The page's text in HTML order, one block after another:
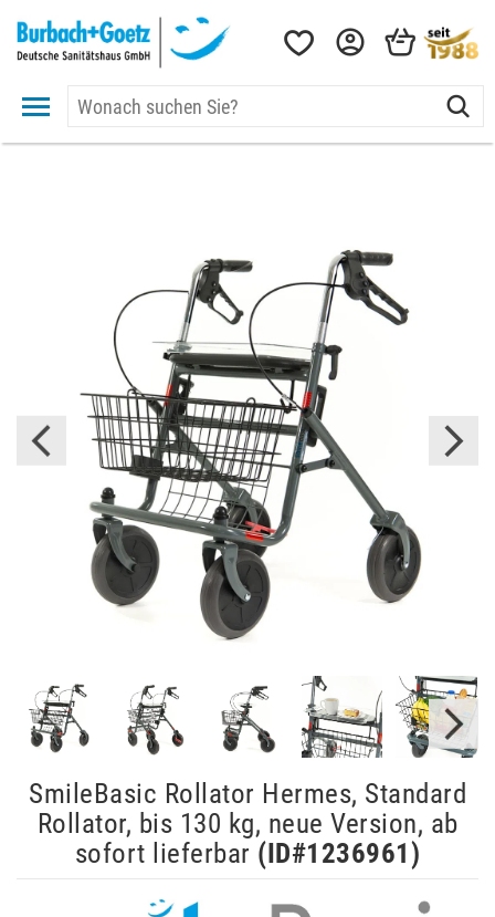
SmileBasic Rollator Hermes, Standard
Rollator, bis 130 kg, neue Version, ab
sofort lieferbar (ID#1236961)